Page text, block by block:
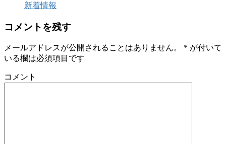
新着情報
コメントを残す
メールアドレスが公開されることはありません。 * が付いて
いる欄は必須項目です
コメント